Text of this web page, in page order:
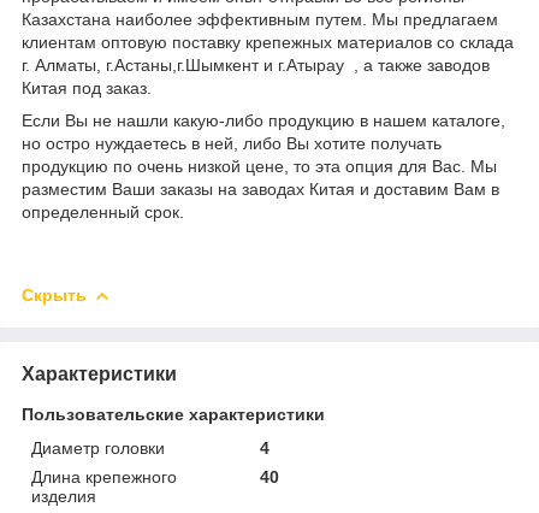
Казахстана наиболее эффективным путем. Мы предлагаем
клиентам оптовую поставку крепежных материалов со склада
г. Алматы, г.Астаны,г.Шымкент и г.Атырау , а также заводов
Китая под заказ.
Если Вы не нашли какую-либо продукцию в нашем каталоге,
но остро нуждаетесь в ней, либо Вы хотите получать
продукцию по очень низкой цене, то эта опция для Вас. Мы
разместим Ваши заказы на заводах Китая и доставим Вам в
определенный срок.
Скрыть
Характеристики
Пользовательские характеристики
Диаметр головки
4
Длина крепежного
изделия
40